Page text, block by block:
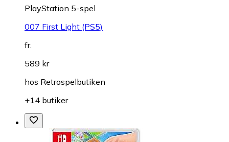
PlayStation 5-spel
007 First Light (PS5)
fr.
589 kr
hos Retrospelbutiken
+14 butiker